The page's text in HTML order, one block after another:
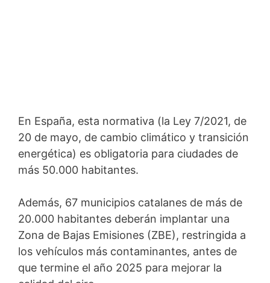
En España, esta normativa (la Ley 7/2021, de
20 de mayo, de cambio climático y transición
energética) es obligatoria para ciudades de
más 50.000 habitantes.
Además, 67 municipios catalanes de más de
20.000 habitantes deberán implantar una
Zona de Bajas Emisiones (ZBE), restringida a
los vehículos más contaminantes, antes de
que termine el año 2025 para mejorar la